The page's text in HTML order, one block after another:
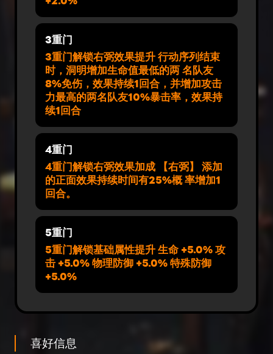
3重门
3重门解锁右弼效果提升 行动序列结束
时，洞明增加生命值最低的两 名队友
8%免伤，效果持续1回合，并增加攻击
力最高的两名队友10%暴击率，效果持
续1回合
4重门
4重门解锁右弼效果加成 【右弼】 添加
的正面效果持续时间有25%概 率增加1
回合。
5重门
5重门解锁基础属性提升 生命 +5.0% 攻
击 +5.0% 物理防御 +5.0% 特殊防御
+5.0%
喜好信息